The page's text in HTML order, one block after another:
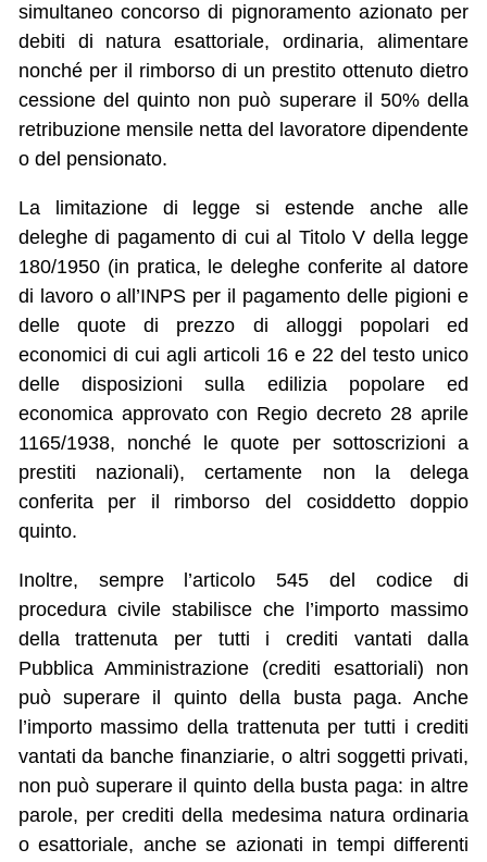
simultaneo concorso di pignoramento azionato per
debiti di natura esattoriale, ordinaria, alimentare
nonché per il rimborso di un prestito ottenuto dietro
cessione del quinto non può superare il 50% della
retribuzione mensile netta del lavoratore dipendente
o del pensionato.
La limitazione di legge si estende anche alle
deleghe di pagamento di cui al Titolo V della legge
180/1950 (in pratica, le deleghe conferite al datore
di lavoro o all’INPS per il pagamento delle pigioni e
delle quote di prezzo di alloggi popolari ed
economici di cui agli articoli 16 e 22 del testo unico
delle disposizioni sulla edilizia popolare ed
economica approvato con Regio decreto 28 aprile
1165/1938, nonché le quote per sottoscrizioni a
prestiti nazionali), certamente non la delega
conferita per il rimborso del cosiddetto doppio
quinto.
Inoltre, sempre l’articolo 545 del codice di
procedura civile stabilisce che l’importo massimo
della trattenuta per tutti i crediti vantati dalla
Pubblica Amministrazione (crediti esattoriali) non
può superare il quinto della busta paga. Anche
l’importo massimo della trattenuta per tutti i crediti
vantati da banche finanziarie, o altri soggetti privati,
non può superare il quinto della busta paga: in altre
parole, per crediti della medesima natura ordinaria
o esattoriale, anche se azionati in tempi differenti